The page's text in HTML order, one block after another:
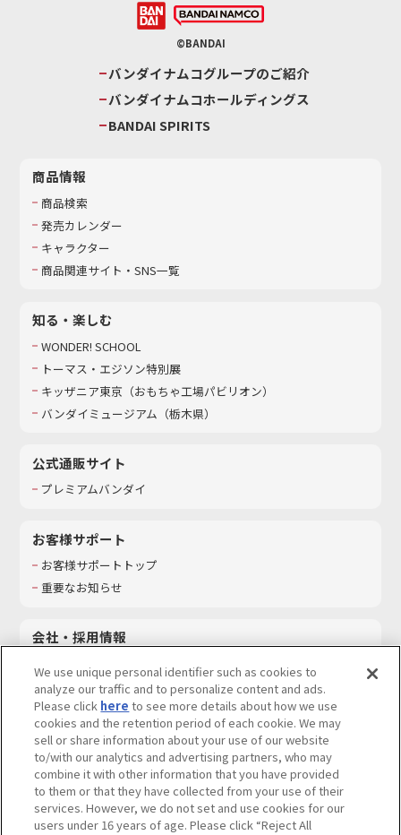
©BANDAI
バンダイナムコグループのご紹介
バンダイナムコホールディングス
BANDAI SPIRITS
商品情報
商品検索
発売カレンダー
キャラクター
商品関連サイト・SNS一覧
知る・楽しむ
WONDER! SCHOOL
トーマス・エジソン特別展
キッザニア東京（おもちゃ工場パビリオン）​
バンダイミュージアム（栃木県）
公式通販サイト
プレミアムバンダイ
お客様サポート
お客様サポートトップ
重要なお知らせ
会社・採用情報
採用情報
サステナビリティ
お問い合わせ
ウェブサイトご利用条件 ソーシャルメディアポリシー
We use unique personal identifier such as cookies to
analyze our traffic and to personalize content and ads.
Please click here to see more details about how we use
cookies and the retention period of each cookie. We may
sell or share information about your use of our website
to/with our analytics and advertising partners, who may
combine it with other information that you have provided
to them or that they have collected from your use of their
services. However, we do not set and use cookies for our
users under 16 years of age. Please click “Reject All